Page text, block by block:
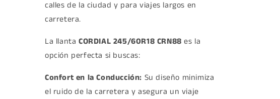
calles de la ciudad y para viajes largos en
carretera.
La llanta CORDIAL 245/60R18 CRN88 es la
opción perfecta si buscas:
Confort en la Conducción: Su diseño minimiza
el ruido de la carretera y asegura un viaje